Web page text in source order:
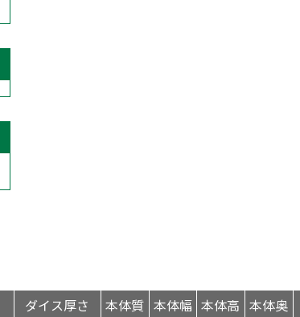
ダイス厚さ
本体質 本体幅 本体高 本体奥